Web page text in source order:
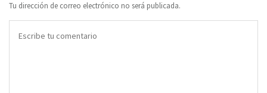
Tu dirección de correo electrónico no será publicada.